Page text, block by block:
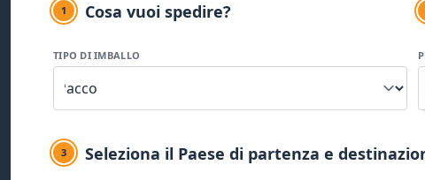
1 Cosa vuoi spedire?
TIPO DI IMBALLO
3 Seleziona il Paese di partenza e